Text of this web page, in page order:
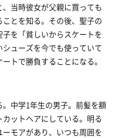
当時彼女が父親に買っても
とを知る。その後、聖子の
を「貧しいからスケートを
ューズを今でも使っていて
トで勝負することになる。
中学1年生の男子。前髪を額
ットヘアにしている。明る
モアがあり、いつも周囲を